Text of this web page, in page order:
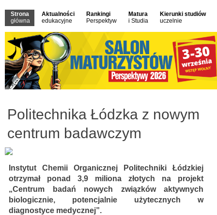
Strona
główna
Aktualności
edukacyjne
Rankingi
Perspektyw
Matura
i Studia
Kierunki studiów
uczelnie
Politechnika Łódzka z nowym
centrum badawczym
Instytut Chemii Organicznej Politechniki Łódzkiej
otrzymał ponad 3,9 miliona złotych na projekt
„Centrum badań nowych związków aktywnych
biologicznie, potencjalnie użytecznych w
diagnostyce medycznej”.